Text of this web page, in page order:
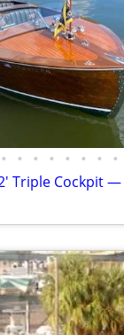
• • • • • • • •
Triple Cockpit